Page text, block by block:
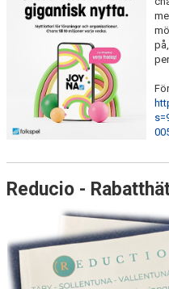
MENTAL TRÄNING
SKADOR OCH REHAB
LOTTERI OCH FÖRSÄLJNING
ARRANGEMANG
FUNKTIONÄR
TÄVLINGAR
KONTAKT
Reducio -